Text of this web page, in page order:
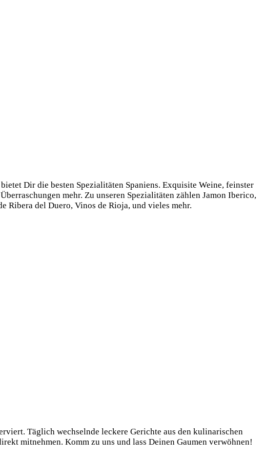
Dir die besten Spezialitäten Spaniens. Exquisite Weine, feinster
mehr. Zu unseren Spezialitäten zählen Jamon Iberico,
Ribera del Duero, Vinos de Rioja, und vieles mehr.
Täglich wechselnde leckere Gerichte aus den kulinarischen
mitnehmen. Komm zu uns und lass Deinen Gaumen verwöhnen!